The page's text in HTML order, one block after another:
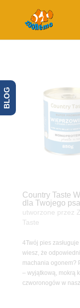
Country Taste
dla Twojego
utworzone przez
Taste
4Twój pies
wiesz, że
machania ogonem?
– wyjątkową, mokrą
czworonogów w
BLOG